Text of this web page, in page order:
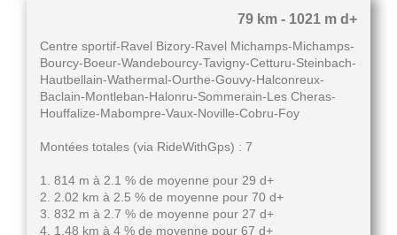
79 km - 1021 m d+
Centre sportif-Ravel Bizory-Ravel Michamps-Michamps-
Bourcy-Boeur-Wandebourcy-Tavigny-Cetturu-Steinbach-
Hautbellain-Wathermal-Ourthe-Gouvy-Halconreux-
Baclain-Montleban-Halonru-Sommerain-Les Cheras-
Houffalize-Mabompre-Vaux-Noville-Cobru-Foy
Montées totales (via RideWithGps) : 7
1. 814 m à 2.1 % de moyenne pour 29 d+
2. 2.02 km à 2.5 % de moyenne pour 70 d+
3. 832 m à 2.7 % de moyenne pour 27 d+
4. 1.48 km à 4 % de moyenne pour 67 d+